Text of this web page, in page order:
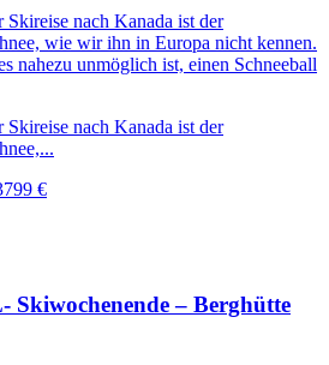
nach Kanada ist der
wie wir ihn in Europa nicht kennen.
nahezu unmöglich ist, einen Schneeball
nach Kanada ist der
€
– Berghütte